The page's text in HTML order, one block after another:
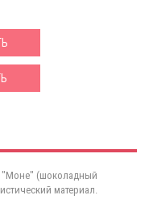
"Моне" (шоколадный
материал.